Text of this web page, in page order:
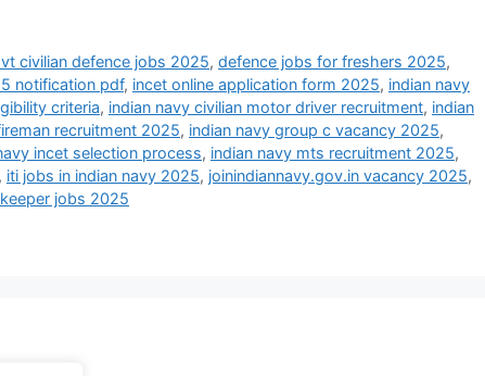
civilian defence jobs 2025,defence jobs for freshers 2025,
notification pdf, incet online application form 2025, indian navy
criteria, indian navy civilian motor driver recruitment, indian
recruitment 2025, indian navy group c vacancy 2025,
incet selection process, indian navy mts recruitment 2025,
, iti jobs in indian navy 2025, joinindiannavy.gov.in vacancy 2025,
jobs 2025